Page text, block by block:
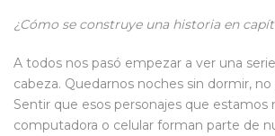
¿Cómo se construye una historia en
A todos nos pasó empezar a ver una
cabeza. Quedarnos noches sin dormir, no
Sentir que esos personajes que estamos
computadora o celular forman parte de